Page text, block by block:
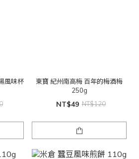
東寶 紀州南高梅 百年的梅酒梅
250g
NT$49 NT$120